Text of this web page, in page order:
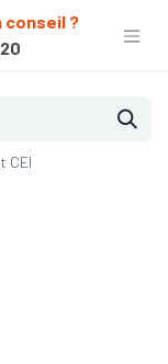
conseil ?
CEI